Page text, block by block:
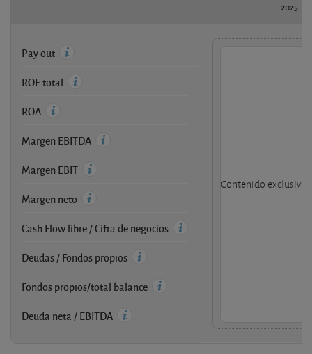
2025
Pay out
Contenido exclusivo
ROE total
ROA
Margen EBITDA
Margen EBIT
Margen neto
Cash Flow libre / Cifra de negocios
Deudas / Fondos propios
Fondos propios/total balance
Deuda neta / EBITDA